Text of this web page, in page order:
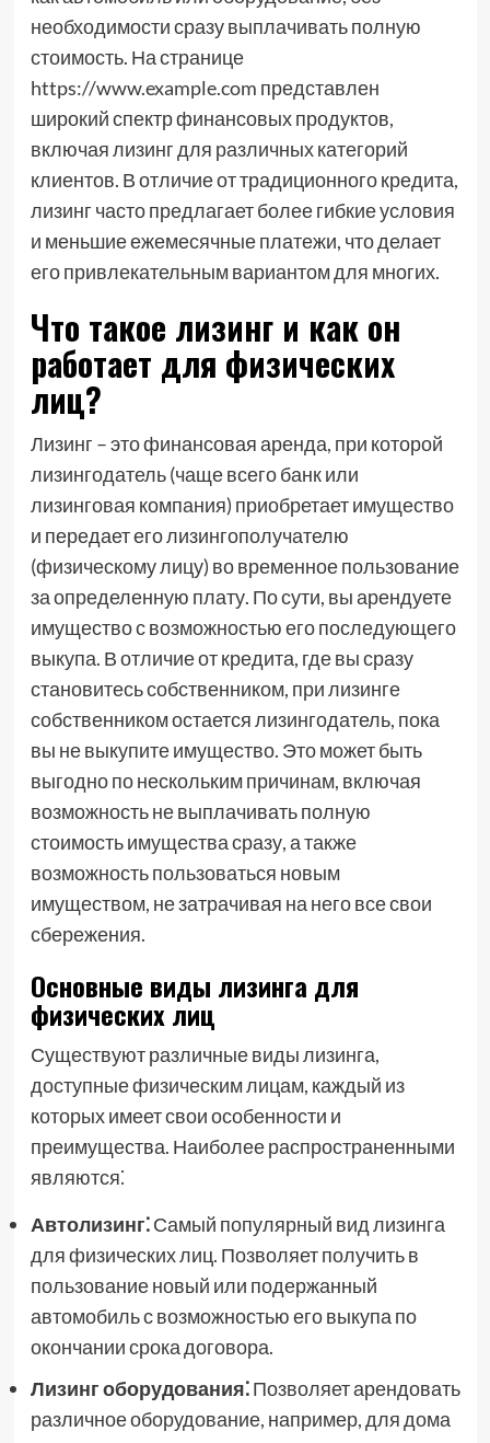
необходимости сразу выплачивать полную
стоимость. На странице
https://www.example.com представлен
широкий спектр финансовых продуктов,
включая лизинг для различных категорий
клиентов. В отличие от традиционного кредита,
лизинг часто предлагает более гибкие условия
и меньшие ежемесячные платежи, что делает
его привлекательным вариантом для многих.
Что такое лизинг и как он
работает для физических
лиц?
Лизинг – это финансовая аренда, при которой
лизингодатель (чаще всего банк или
лизинговая компания) приобретает имущество
и передает его лизингополучателю
(физическому лицу) во временное пользование
за определенную плату. По сути, вы арендуете
имущество с возможностью его последующего
выкупа. В отличие от кредита, где вы сразу
становитесь собственником, при лизинге
собственником остается лизингодатель, пока
вы не выкупите имущество. Это может быть
выгодно по нескольким причинам, включая
возможность не выплачивать полную
стоимость имущества сразу, а также
возможность пользоваться новым
имуществом, не затрачивая на него все свои
сбережения.
Основные виды лизинга для
физических лиц
Существуют различные виды лизинга,
доступные физическим лицам, каждый из
которых имеет свои особенности и
преимущества. Наиболее распространенными
являются⁚
Автолизинг⁚Самый популярный вид лизинга
для физических лиц. Позволяет получить в
пользование новый или подержанный
автомобиль с возможностью его выкупа по
окончании срока договора.
Лизинг оборудования⁚Позволяет арендовать
различное оборудование, например, для дома